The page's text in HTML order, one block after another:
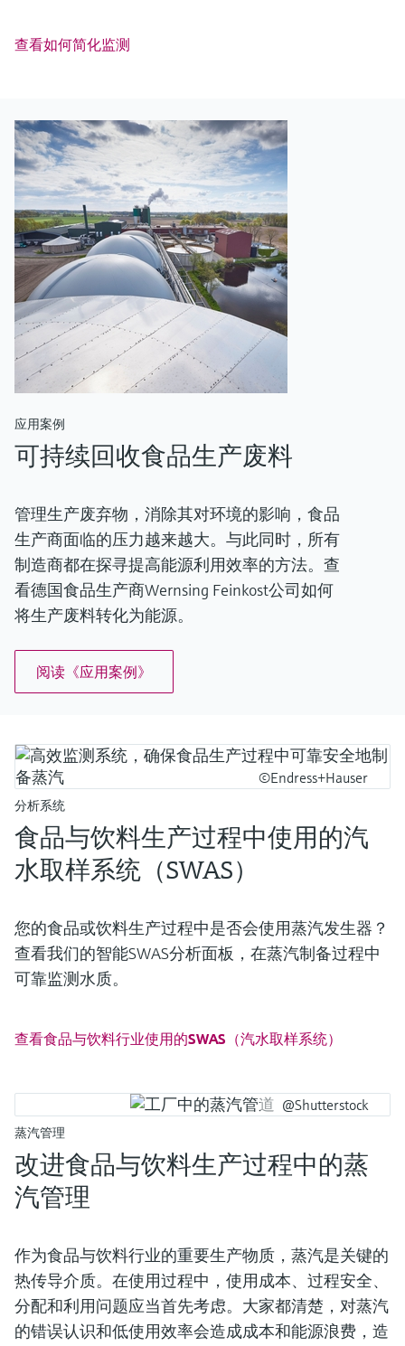
查看如何简化监测
应用案例
可持续回收食品生产废料
管理生产废弃物，消除其对环境的影响，食品
生产商面临的压力越来越大。与此同时，所有
制造商都在探寻提高能源利用效率的方法。查
看德国食品生产商Wernsing Feinkost公司如何
将生产废料转化为能源。
阅读《应用案例》
©Endress+Hauser
分析系统
食品与饮料生产过程中使用的汽
水取样系统（SWAS）
您的食品或饮料生产过程中是否会使用蒸汽发生器？
查看我们的智能SWAS分析面板，在蒸汽制备过程中
可靠监测水质。
查看食品与饮料行业使用的SWAS（汽水取样系统）
@Shutterstock
蒸汽管理
改进食品与饮料生产过程中的蒸
汽管理
作为食品与饮料行业的重要生产物质，蒸汽是关键的
热传导介质。在使用过程中，使用成本、过程安全、
分配和利用问题应当首先考虑。大家都清楚，对蒸汽
的错误认识和低使用效率会造成成本和能源浪费，造

